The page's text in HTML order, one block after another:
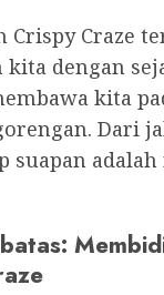
Crispy Craze
dengan
kita
Dari
suapan